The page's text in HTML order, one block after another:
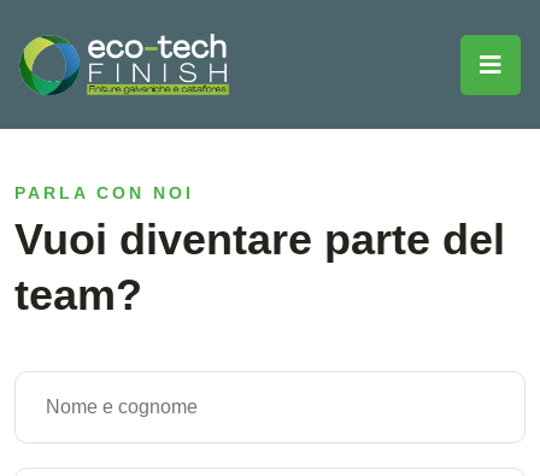
PARLA CON NOI
Vuoi diventare parte del
team?